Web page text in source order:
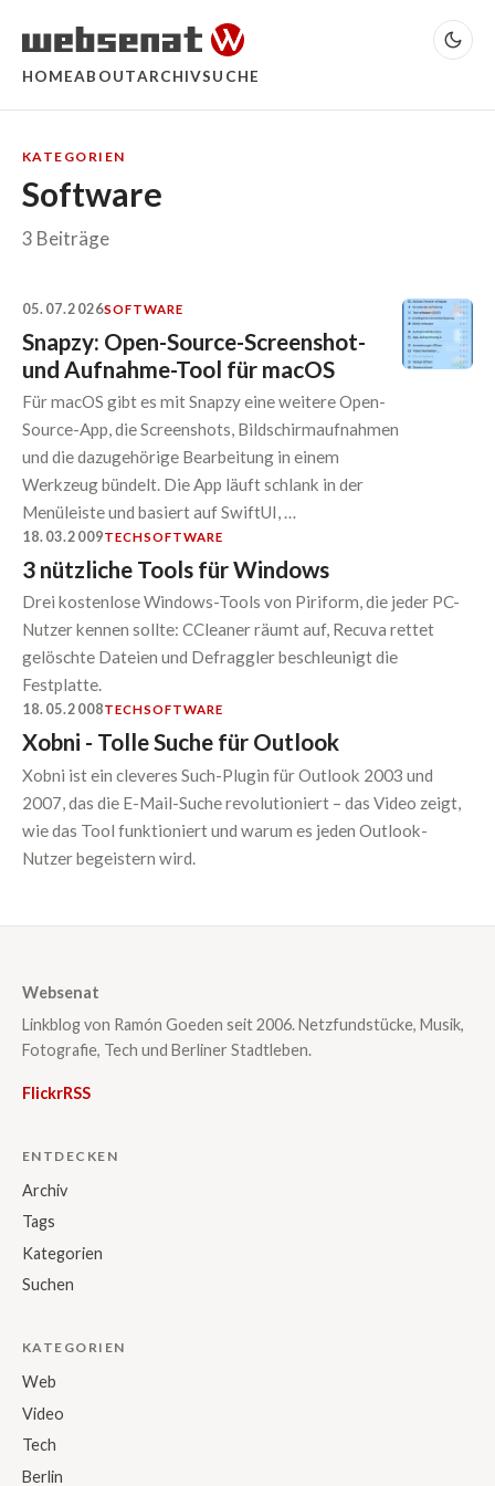
HOMEABOUTARCHIVSUCHE
KATEGORIEN
Software
3 Beiträge
05.07.2026SOFTWARE
Snapzy: Open-Source-Screenshot-
und Aufnahme-Tool für macOS
Für macOS gibt es mit Snapzy eine weitere Open-
Source-App, die Screenshots, Bildschirmaufnahmen
und die dazugehörige Bearbeitung in einem
Werkzeug bündelt. Die App läuft schlank in der
Menüleiste und basiert auf SwiftUI, …
18.03.2009TECHSOFTWARE
3 nützliche Tools für Windows
Drei kostenlose Windows-Tools von Piriform, die jeder PC-
Nutzer kennen sollte: CCleaner räumt auf, Recuva rettet
gelöschte Dateien und Defraggler beschleunigt die
Festplatte.
18.05.2008TECHSOFTWARE
Xobni - Tolle Suche für Outlook
Xobni ist ein cleveres Such-Plugin für Outlook 2003 und
2007, das die E-Mail-Suche revolutioniert – das Video zeigt,
wie das Tool funktioniert und warum es jeden Outlook-
Nutzer begeistern wird.
Websenat
Linkblog von Ramón Goeden seit 2006. Netzfundstücke, Musik,
Fotografie, Tech und Berliner Stadtleben.
FlickrRSS
ENTDECKEN
Archiv
Tags
Kategorien
Suchen
KATEGORIEN
Web
Video
Tech
Berlin